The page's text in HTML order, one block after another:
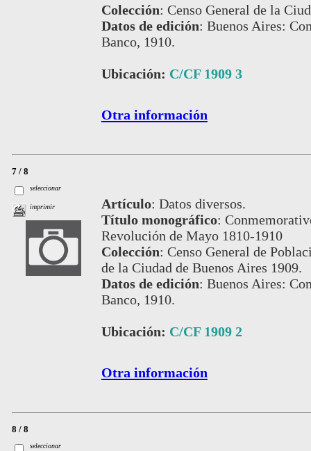
Colección: Censo General de la
Datos de edición: Buenos Aires:
Banco, 1910.
Ubicación: C/CF 1909 3
Otra información
7 / 8
seleccionar
imprimir Artículo: Datos diversos.
Título monográfico:
Revolución de Mayo 1810-1910
Colección: Censo General de
de la Ciudad de Buenos Aires 1909.
Datos de edición: Buenos Aires:
Banco, 1910.
Ubicación: C/CF 1909 2
Otra información
8 / 8
seleccionar